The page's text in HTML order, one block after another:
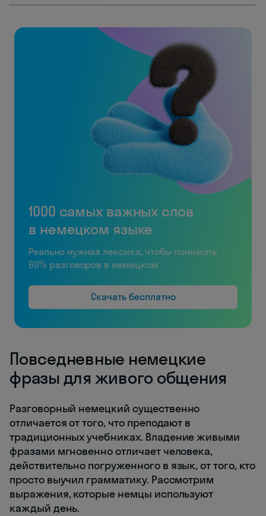
1000 самых важных слов
в немецком языке
Реально нужная лексика, чтобы понимать
60% разговоров в немецком
Скачать бесплатно
Повседневные немецкие
фразы для живого общения
Разговорный немецкий существенно
отличается от того, что преподают в
традиционных учебниках. Владение живыми
фразами мгновенно отличает человека,
действительно погруженного в язык, от того, кто
просто выучил грамматику. Рассмотрим
выражения, которые немцы используют
каждый день.